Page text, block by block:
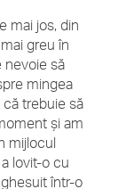
mai jos, din
greu în
nevoie să
mingea
că trebuie să
și am
mijlocul
lovit-o cu
într-o